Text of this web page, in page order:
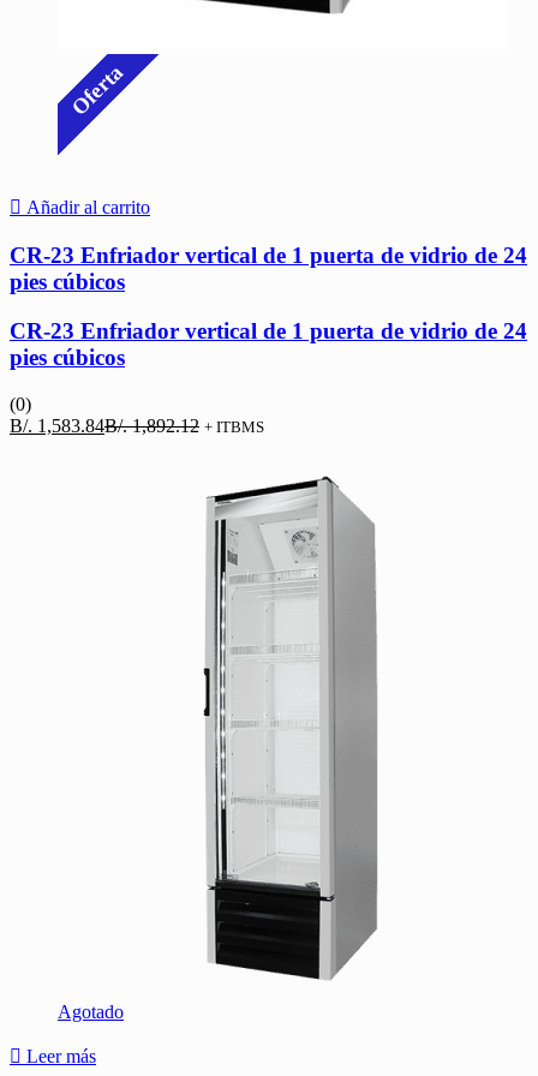
Oferta
Añadir al carrito
CR-23 Enfriador vertical de 1 puerta de vidrio de 24
pies cúbicos
CR-23 Enfriador vertical de 1 puerta de vidrio de 24
pies cúbicos
(0)
B/. 1,583.84El
B/.1,892.12 El
era:
B/. 1,892.12.
+ ITBMS
Agotado
Leer más